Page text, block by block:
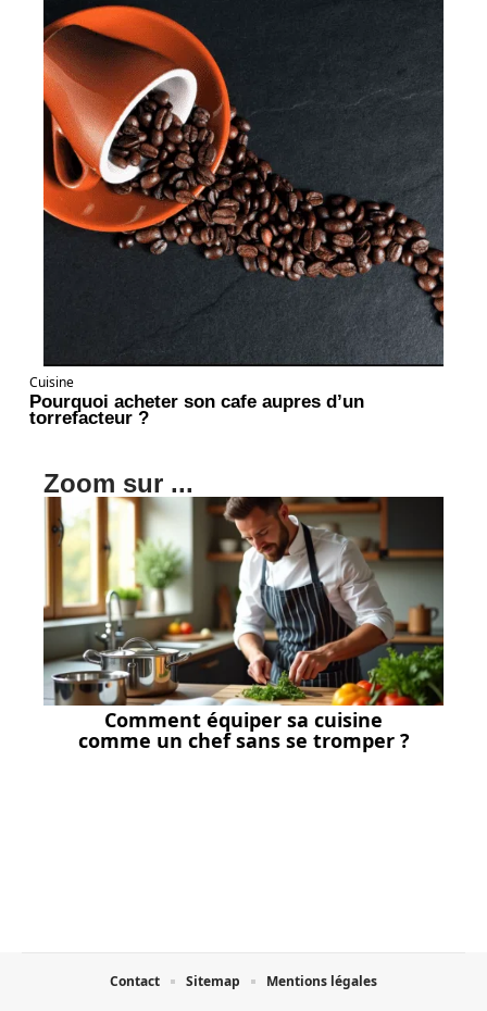
Cuisine
Pourquoi acheter son cafe aupres d’un
torrefacteur ?
Zoom sur ...
Comment équiper sa cuisine
comme un chef sans se tromper ?
Contact Sitemap Mentions légales